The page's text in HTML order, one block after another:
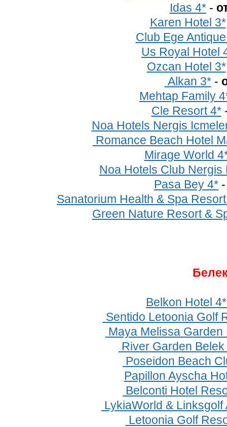
Idas 4*-
Karen Hotel 3*
Club Ege
Us Royal Hotel
Ozcan Hotel 3*
Alkan 3*-
Mehtap Family
Cle Resort 4*
Noa Hotels Nergis
Romance Beach Hotel
Mirage World
Noa Hotels Club Nergis
Pasa Bey 4*
Sanatorium Health & Spa
Green Nature Resort &
Belkon Hotel
Sentido Letoonia Golf
Maya Melissa Garden
River Garden Belek
Poseidon Beach
Papillon Ayscha
Belconti Hotel
LykiaWorld &
Letoonia Golf